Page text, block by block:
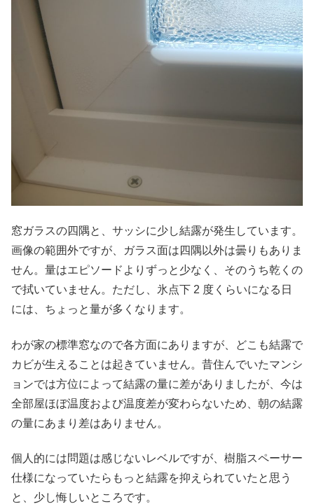
窓ガラスの四隅と、サッシに少し結露が発生しています。
画像の範囲外ですが、ガラス面は四隅以外は曇りもありま
せん。量はエピソードよりずっと少なく、そのうち乾くの
で拭いていません。ただし、氷点下 2 度くらいになる日
には、ちょっと量が多くなります。
わが家の標準窓なので各方面にありますが、どこも結露で
カビが生えることは起きていません。昔住んでいたマンシ
ョンでは方位によって結露の量に差がありましたが、今は
全部屋ほぼ温度および温度差が変わらないため、朝の結露
の量にあまり差はありません。
個人的には問題は感じないレベルですが、樹脂スペーサー
仕様になっていたらもっと結露を抑えられていたと思う
と、少し悔しいところです。